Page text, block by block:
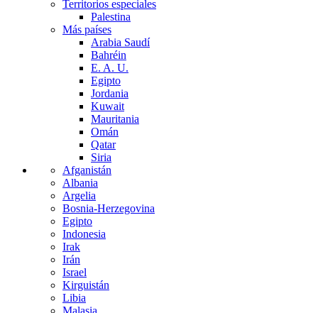
Territorios especiales
Palestina
Más países
Arabia Saudí
Bahréin
E. A. U.
Egipto
Jordania
Kuwait
Mauritania
Omán
Qatar
Siria
Afganistán
Albania
Argelia
Bosnia-Herzegovina
Egipto
Indonesia
Irak
Irán
Israel
Kirguistán
Libia
Malasia